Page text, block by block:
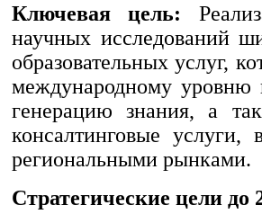
Ключевая цель:
научных исследований
образовательных услуг,
международному уровню
генерацию знания, а
консалтинговые услуги,
региональными рынками.
Стратегические цели до